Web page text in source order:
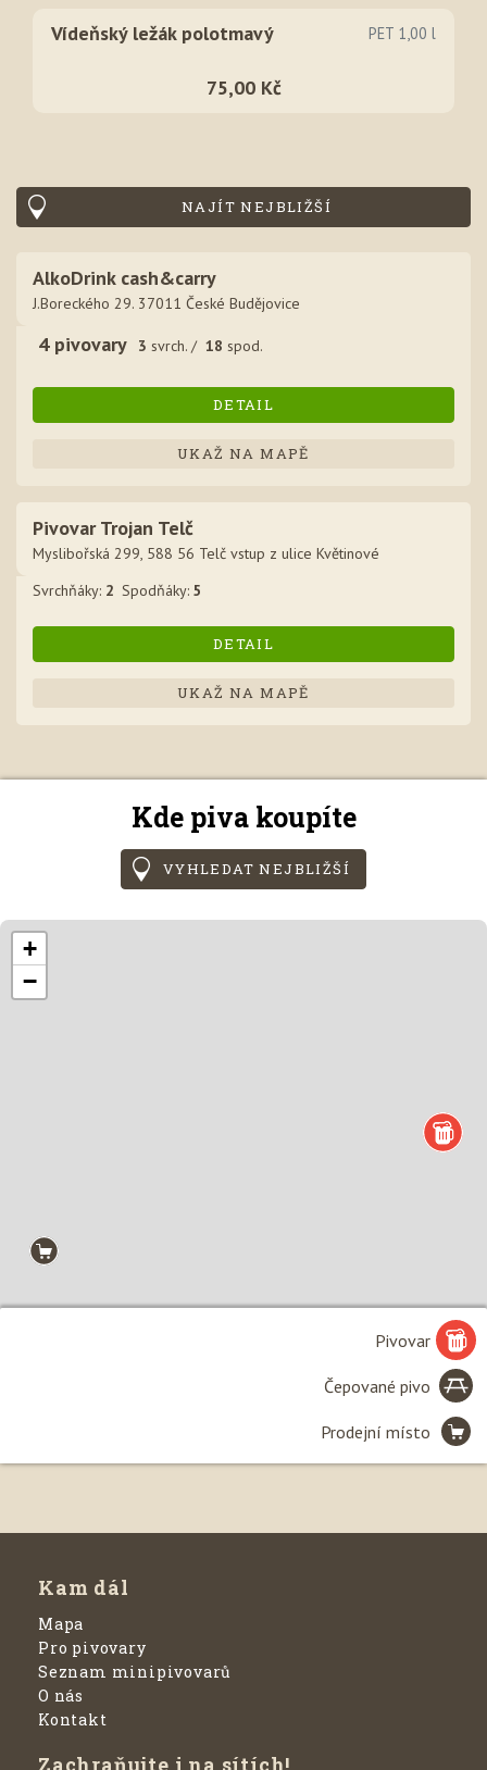
Vídeňský ležák polotmavý PET 1,00 l
75,00 Kč
Kde piva koupíte
VYHLEDAT NEJBLIŽŠÍ
+
−
Pivovar
Čepované pivo
Prodejní místo
NAJÍT NEJBLIŽŠÍ
AlkoDrink cash&carry
J.Boreckého 29. 37011 České Budějovice
4pivovary 3 svrch. / 18 spod.
UKAŽ NA MAPĚ
DETAIL
Pivovar Trojan Telč
Myslibořská 299, 588 56 Telč vstup z ulice Květinové
Svrchňáky: 2 Spodňáky: 5
UKAŽ NA MAPĚ
DETAIL
Kam dál
Mapa
Pro pivovary
Seznam minipivovarů
O nás
Kontakt
Zachraňujte i na sítích!